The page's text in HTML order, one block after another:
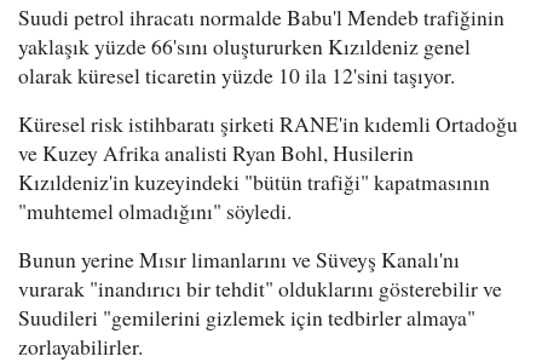
Suudi petrol ihracatı normalde Babu'l Mendeb trafiğinin
yaklaşık yüzde 66'sını oluştururken Kızıldeniz genel
olarak küresel ticaretin yüzde 10 ila 12'sini taşıyor.
Küresel risk istihbaratı şirketi RANE'in kıdemli Ortadoğu
ve Kuzey Afrika analisti Ryan Bohl, Husilerin
Kızıldeniz'in kuzeyindeki "bütün trafiği" kapatmasının
"muhtemel olmadığını" söyledi.
Bunun yerine Mısır limanlarını ve Süveyş Kanalı'nı
vurarak "inandırıcı bir tehdit" olduklarını gösterebilir ve
Suudileri "gemilerini gizlemek için tedbirler almaya"
zorlayabilirler.